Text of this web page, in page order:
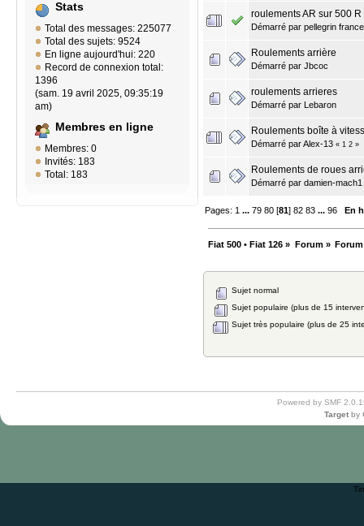
Stats
Total des messages: 225077
Total des sujets: 9524
En ligne aujourd'hui: 220
Record de connexion total:
1396
(sam. 19 avril 2025, 09:35:19
am)
Membres en ligne
Membres: 0
Invités: 183
Total: 183
roulements AR sur 500 R
Démarré par pellegrin
Roulements arrière
Démarré par Jbcoc
roulements arrieres
Démarré par Lebaron
Roulements boîte à
Démarré parAlex-13 « 1 2 »
Roulements de roues
Démarré par damien-mach1
Pages: 1 ...79 80 [81]82 83 ...96 En
Fiat 500 • Fiat 126 » Forum»
Sujet normal
Sujet populaire (plus de 15
Sujet très populaire (plus de 25
Powered by SMF
Target by